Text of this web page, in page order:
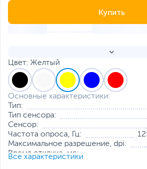
Цвет: Желтый
Основные характеристики:
Тип:
Тип сенсора:
Сенсор:
Частота опроса, Гц:
Максимальное разрешение, dpi:
Время отклика, мс:
Все характеристики
Купить